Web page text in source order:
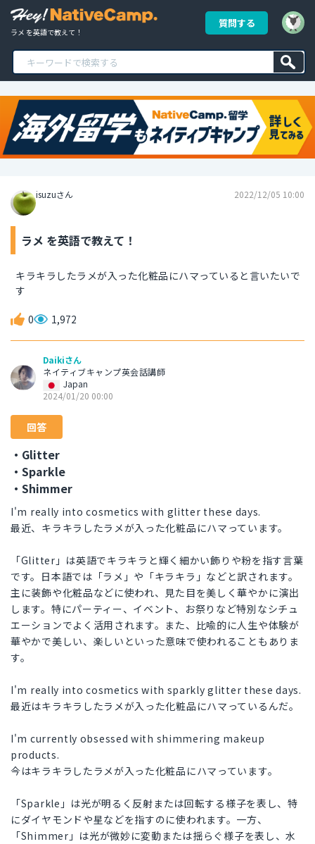
ラメ を英語で教えて！
質問する
isuzuさん 2022/12/05 10:00
ラメ を英語で教えて！
キラキラしたラメが入った化粧品にハマっていると言いたいで
す
0 1,972
Daikiさん
ネイティブキャンプ英会話講師
Japan
2024/01/20 00:00
回答
・Glitter
・Sparkle
・Shimmer
I'm really into cosmetics with glitter these days.
最近、キラキラしたラメが入った化粧品にハマっています。
「Glitter」は英語でキラキラと輝く細かい飾りや粉を指す言葉
です。日本語では「ラメ」や「キラキラ」などと訳されます。
主に装飾や化粧品などに使われ、見た目を美しく華やかに演出
します。特にパーティー、イベント、お祭りなど特別なシチュ
エーションでよく活用されます。また、比喩的に人生や体験が
華やかで美しい、楽しいといった意味で使われることもありま
す。
I'm really into cosmetics with sparkly glitter these days.
最近はキラキラしたラメが入った化粧品にハマっているんだ。
I'm currently obsessed with shimmering makeup
products.
今はキラキラしたラメが入った化粧品にハマっています。
「Sparkle」は光が明るく反射または回転する様子を表し、特
にダイヤモンドや星などを指すのに使われます。一方、
「Shimmer」は光が微妙に変動または揺らぐ様子を表し、水